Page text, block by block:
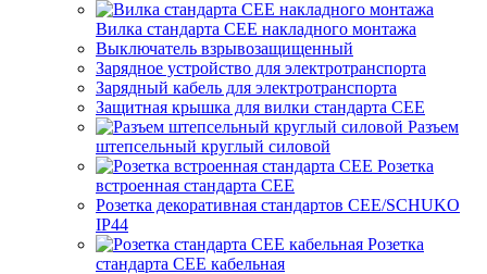
Вилка стандарта CEE накладного монтажа
Выключатель взрывозащищенный
Зарядное устройство для электротранспорта
Зарядный кабель для электротранспорта
Защитная крышка для вилки стандарта CEE
Разъем
штепсельный круглый силовой
Розетка
встроенная стандарта CEE
Розетка декоративная стандартов CEE/SCHUKO
IP44
Розетка
стандарта СЕЕ кабельная